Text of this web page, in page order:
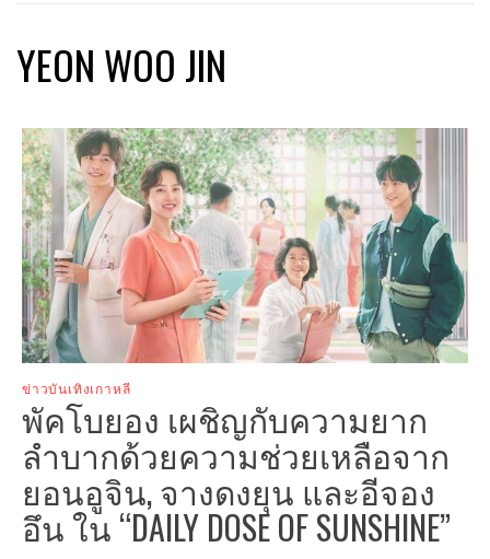
YEON WOO JIN
ข่าวบันเทิงเกาหลี
พัคโบยอง เผชิญกับความยาก
ลำบากด้วยความช่วยเหลือจาก
ยอนอูจิน, จางดงยุน และอีจอง
อึน ใน “DAILY DOSE OF SUNSHINE”